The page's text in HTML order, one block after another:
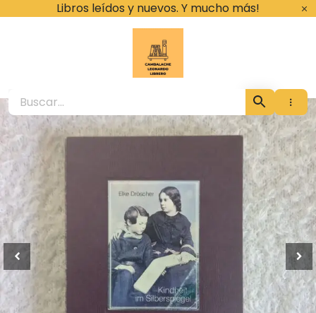
Libros leídos y nuevos. Y mucho más!
Cambalache